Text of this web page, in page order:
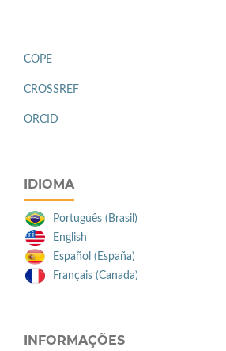
COPE
CROSSREF
ORCID
IDIOMA
Português (Brasil)
English
Español (España)
Français (Canada)
INFORMAÇÕES